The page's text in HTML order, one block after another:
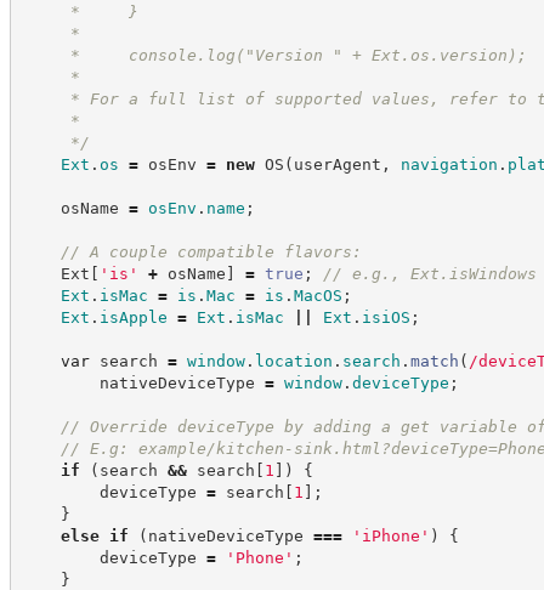
*     }
*
*     console.log("Version " + Ext.os.version);
*
* For a full list of supported values, refer to
*
*/
Ext . os = osEnv = new OS ( userAgent , navigation .
osName = osEnv . name ;
// A couple compatible flavors:
Ext [ ' is ' + osName ] = true ; // e.g., Ext.isWindows
Ext . isMac = is .Mac = is .MacOS ;
Ext . isApple = Ext . isMac Ext . isiOS ;
var search = window . location . search .match ( /
nativeDeviceType = window .deviceType ;
// Override deviceType by adding a get variable of
// E.g: example/kitchen-
if
( search && search [ 1 ] )
{
deviceType = search [ 1 ] ;
}
else if ( nativeDeviceType === ' iPhone ' )
{
deviceType = ' Phone ' ;
}